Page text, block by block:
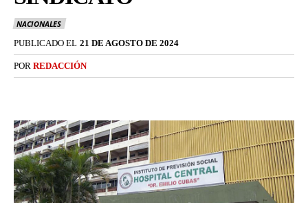
NACIONALES
PUBLICADO EL 21 DE AGOSTO DE 2024
POR REDACCIÓN